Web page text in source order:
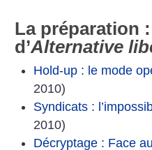
La préparation
d’Alternative
Hold-up : le mode
2010)
Syndicats :
2010)
Décryptage : Face